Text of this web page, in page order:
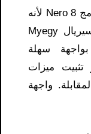
لن تواجه أي مشاكل أثناء تثبيت برنامج Nero 8 لأنه
بسيط للغاية. Nero 8 كامل مع السيريال Myegy
سهلة
تثبيت ميزات
واجهة